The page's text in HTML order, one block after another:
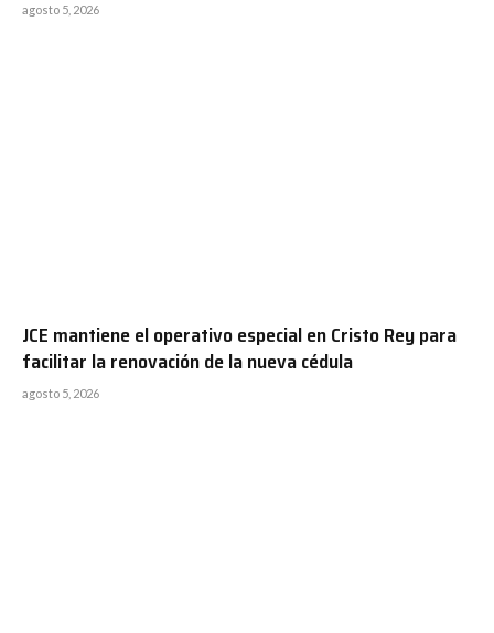
agosto 5, 2026
JCE mantiene el operativo especial en Cristo Rey para
facilitar la renovación de la nueva cédula
agosto 5, 2026